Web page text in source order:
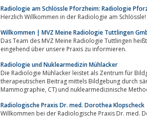
Radiologie am Schlössle Pforzheim: Radiologie
Herzlich Willkommen in der Radiologie am
Willkommen | MVZ Meine Radiologie Tuttlingen
Das Team des MVZ Meine Radiologie Tuttlingen heißt
eingehend über unsere Praxis zu informieren.
Radiologie und Nuklearmedizin Mühlacker
Die Radiologie Mühlacker leistet als Zentrum für
therapeutischen Beitrag mittels Bildgebung durch
Radiologische Praxis Dr. med. Dorothea Klopscheck
Willkommen bei der Radiologische Praxis Dr. med.